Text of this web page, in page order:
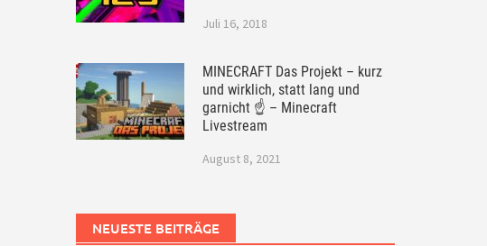
Juli 16, 2018
MINECRAFT Das Projekt – kurz
und wirklich, statt lang und
garnicht ☝ – Minecraft
Livestream
August 8, 2021
NEUESTE BEITRÄGE